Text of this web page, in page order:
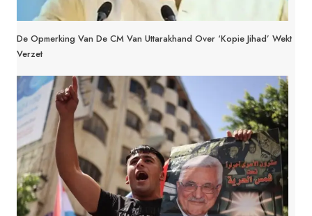
De Opmerking Van De CM Van Uttarakhand Over ‘kopie Jihad’ Wekt
Verzet